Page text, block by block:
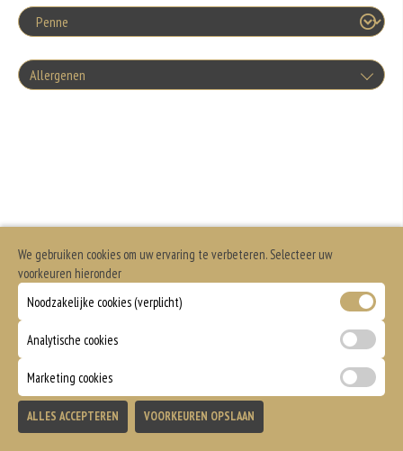
Allergenen
We gebruiken cookies om uw ervaring te verbeteren. Selecteer uw
voorkeuren hieronder
Noodzakelijke cookies (verplicht)
Analytische cookies
Marketing cookies
ALLES ACCEPTEREN VOORKEUREN OPSLAAN